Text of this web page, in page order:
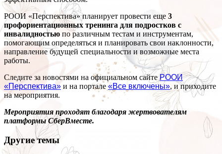
РООИ «Перспектива» планирует провести еще 3
профориентационных тренинга для подростков с
инвалидностью по различным тестам и инструментам,
помогающим определяться и планировать свои наклонности,
направление будущей специальности и возможные места
работы.
Следите за новостями на официальном сайтеРООИ
«Перспектива» и на портале«Все включены», и приходите
на мероприятия.
Мероприятия проходят благодаря жертвователям
платформы СберВместе.
Другие темы